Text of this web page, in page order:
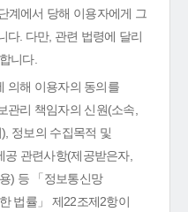
계에서 당해 이용자에게 그
다. 다만, 관련 법령에 달리
니다.
의해 이용자의 동의를
관리 책임자의 신원(소속,
정보의 수집목적 및
관련사항(제공받은자,
) 등 「정보통신망
법률」 제22조제2항이